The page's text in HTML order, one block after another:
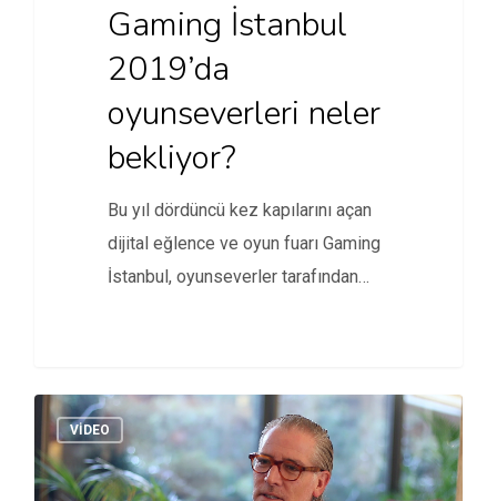
Gaming İstanbul
2019’da
oyunseverleri neler
bekliyor?
Bu yıl dördüncü kez kapılarını açan
dijital eğlence ve oyun fuarı Gaming
İstanbul, oyunseverler tarafından…
VİDEO